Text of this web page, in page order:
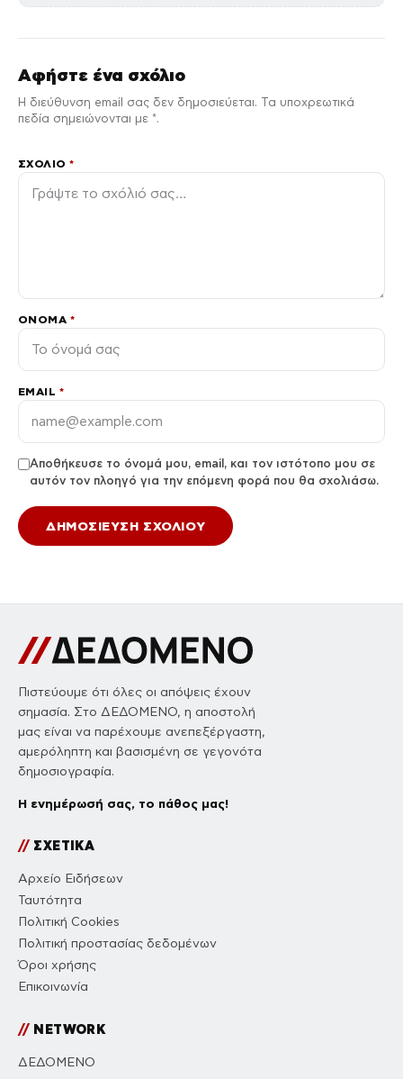
Αφήστε ένα σχόλιο
Η διεύθυνση email σας δεν δημοσιεύεται. Τα υποχρεωτικά
πεδία σημειώνονται με *.
ΣΧΌΛΙΟ*
ΌΝΟΜΑ *
EMAIL *
Αποθήκευσε το όνομά μου, email, και τον ιστότοπο μου σε
αυτόν τον πλοηγό για την επόμενη φορά που θα σχολιάσω.
Πιστεύουμε ότι όλες οι απόψεις έχουν
σημασία. Στο ΔΕΔΟΜΕΝΟ, η αποστολή
μας είναι να παρέχουμε ανεπεξέργαστη,
αμερόληπτη και βασισμένη σε γεγονότα
δημοσιογραφία.
Η ενημέρωσή σας, το πάθος μας!
//ΣΧΕΤΙΚΑ
Αρχείο Ειδήσεων
Ταυτότητα
Πολιτική Cookies
Πολιτική προστασίας δεδομένων
Όροι χρήσης
Επικοινωνία
//NETWORK
ΔΕΔΟΜΕΝΟ